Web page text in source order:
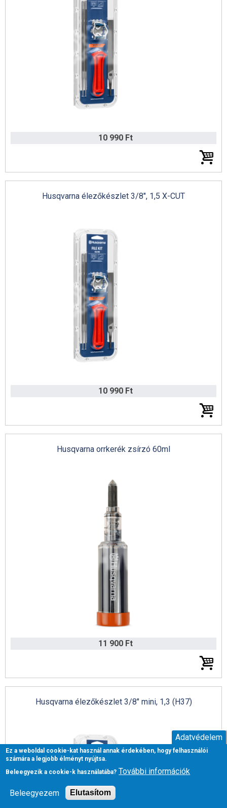
10 990 Ft
Husqvarna élezőkészlet 3/8", 1,5 X-CUT
10 990 Ft
Husqvarna orrkerék zsírzó 60ml
11 900 Ft
Husqvarna élezőkészlet 3/8" mini, 1,3 (H37)
Adatvédelem
Ez a weboldal cookie-kat használ annak érdekében, hogy felhasználói
számára a legjobb élményt nyújtsa.
Beleegyezik a cookie-k használatába? További információk
Beleegyezem Elutasítom